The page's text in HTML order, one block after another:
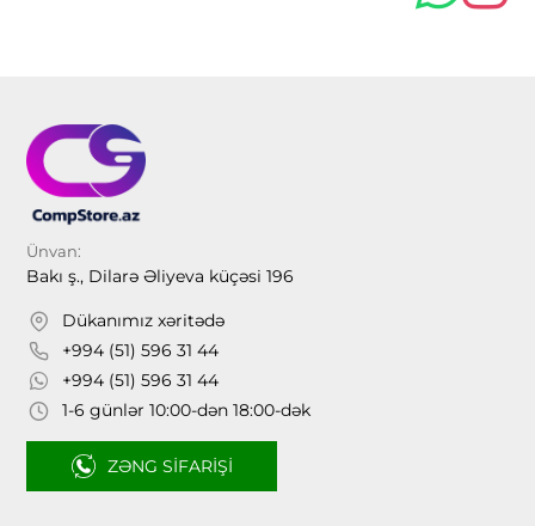
Ünvan:
Bakı ş., Dilarə Əliyeva küçəsi 196
Dükanımız xəritədə
+994 (51) 596 31 44
+994 (51) 596 31 44
1-6 günlər 10:00-dən 18:00-dək
ZƏNG SIFARIŞI